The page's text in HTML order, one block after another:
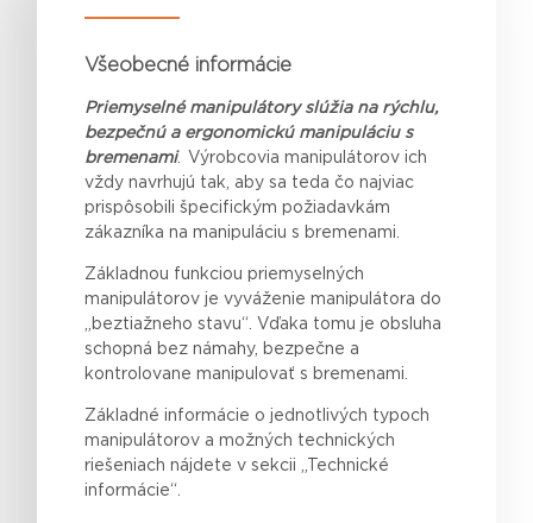
Všeobecné informácie
Priemyselné manipulátory slúžia na rýchlu,
bezpečnú a ergonomickú manipuláciu s
bremenami. Výrobcovia manipulátorov ich
vždy navrhujú tak, aby sa teda čo najviac
prispôsobili špecifickým požiadavkám
zákazníka na manipuláciu s bremenami.
Základnou funkciou priemyselných
manipulátorov je vyváženie manipulátora do
„beztiažneho stavu“. Vďaka tomu je obsluha
schopná bez námahy, bezpečne a
kontrolovane manipulovať s bremenami.
Základné informácie o jednotlivých typoch
manipulátorov a možných technických
riešeniach nájdete v sekcii „Technické
informácie“.